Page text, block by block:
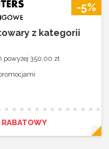
-5%
z kategorii
powyżej 350,00 zł